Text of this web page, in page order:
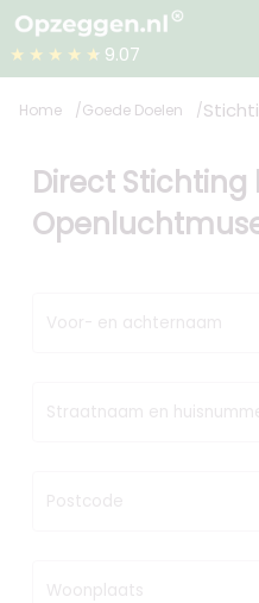
★★★★★ 9.07
Home Goede Doelen
Direct
Voor- en achternaam
Straatnaam en
Postcode
Woonplaats